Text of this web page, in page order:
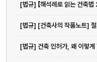
[법규] 【해석례로 읽는 건축
[법규] [건축사의 작품노트]
[법규] 건축 인허가, 왜 이렇게
전화